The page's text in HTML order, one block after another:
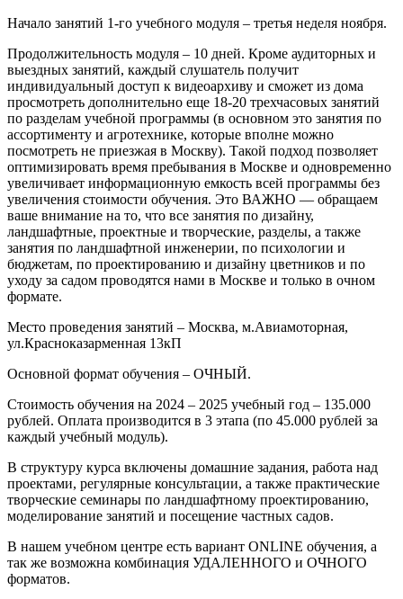
Начало занятий 1-го учебного модуля – третья неделя ноября.
Продолжительность модуля – 10 дней. Кроме аудиторных и
выездных занятий, каждый слушатель получит
индивидуальный доступ к видеоархиву и сможет из дома
просмотреть дополнительно еще 18-20 трехчасовых занятий
по разделам учебной программы (в основном это занятия по
ассортименту и агротехнике, которые вполне можно
посмотреть не приезжая в Москву). Такой подход позволяет
оптимизировать время пребывания в Москве и одновременно
увеличивает информационную емкость всей программы без
увеличения стоимости обучения. Это ВАЖНО — обращаем
ваше внимание на то, что все занятия по дизайну,
ландшафтные, проектные и творческие, разделы, а также
занятия по ландшафтной инженерии, по психологии и
бюджетам, по проектированию и дизайну цветников и по
уходу за садом проводятся нами в Москве и только в очном
формате.
Место проведения занятий – Москва, м.Авиамоторная,
ул.Красноказарменная 13кП
Основной формат обучения – ОЧНЫЙ.
Стоимость обучения на 2024 – 2025 учебный год – 135.000
рублей. Оплата производится в 3 этапа (по 45.000 рублей за
каждый учебный модуль).
В структуру курса включены домашние задания, работа над
проектами, регулярные консультации, а также практические
творческие семинары по ландшафтному проектированию,
моделирование занятий и посещение частных садов.
В нашем учебном центре есть вариант ONLINE обучения, а
так же возможна комбинация УДАЛЕННОГО и ОЧНОГО
форматов.